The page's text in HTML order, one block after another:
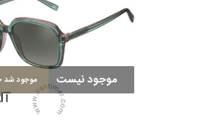
موجود نیست موجود شد